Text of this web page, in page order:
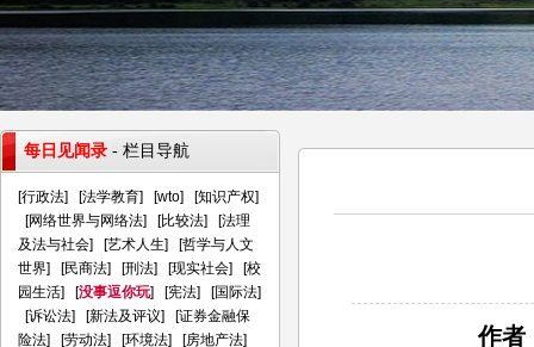
作者
每日见闻录 - 栏目导航
[行政法] [法学教育] [wto] [知识产权]
[网络世界与网络法] [比较法] [法理
及法与社会] [艺术人生] [哲学与人文
世界] [民商法] [刑法] [现实社会] [校
园生活] [没事逗你玩] [宪法] [国际法]
[诉讼法] [新法及评议] [证券金融保
险法] [劳动法] [环境法] [房地产法]